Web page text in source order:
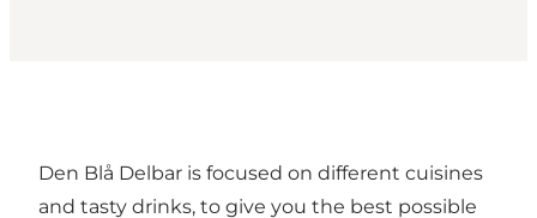
Den Blå Delbar is focused on different cuisines
and tasty drinks, to give you the best possible